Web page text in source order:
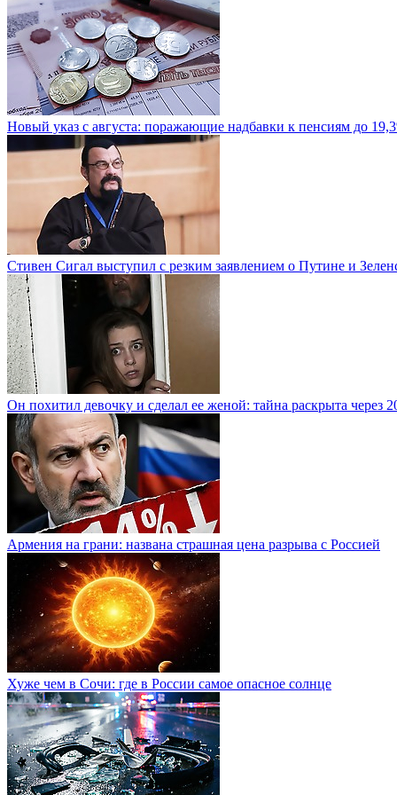
Новый указ с августа: поражающие надбавки к пенсиям до
Стивен Сигал выступил с резким заявлением о Путине и
Он похитил девочку и сделал ее женой: тайна раскрыта через
Армения на грани: названа страшная цена разрыва с Россией
Хуже чем в Сочи: где в России самое опасное солнце